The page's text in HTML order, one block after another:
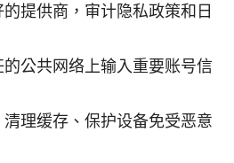
提供商，审计隐私政策和日
公共网络上输入重要账号信
理缓存、保护设备免受恶意